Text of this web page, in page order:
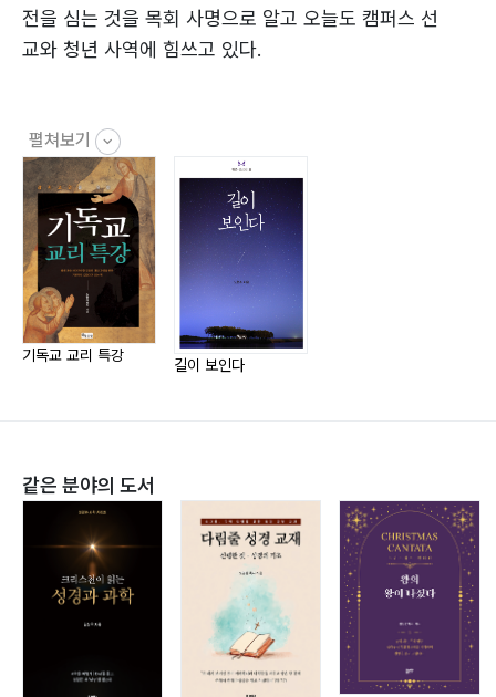
싸이를 하시는 하나님?
만약 돌이킬 수 있다면(If Only)
3부 나를 떠나는 여행
길이 보인다
내 인생의 가격표
아뉴스 데이(Agnus Dei)
살아가는 이유
죽음 그 너머 승리의 기쁨을!
희망의 네 계단
꿈과 뻥 : 한 사람의 크기
단 하루를 살더라도
전을 심는 것을 목회 사명으로 알고 오늘도 캠퍼스 선
교와 청년 사역에 힘쓰고 있다.
저서
행복한 삶과 진리(Ⅰ)(안산대학교 출판부, 2002)
행복한 삶과 진리(Ⅱ)(학지사, 2007)
사랑 그 너머(Bluesword, 2007)
행복@사랑(Bluesword, 2007)
소통의 행복학(학지사, 근간)
펼쳐보기
기독교 교리 특강
길이 보인다
같은 분야의 도서